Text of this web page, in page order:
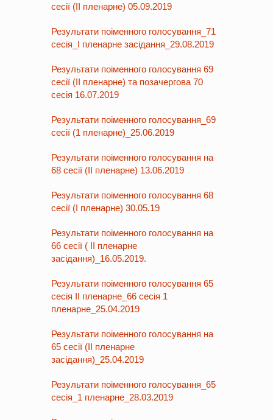
сесії (ІІ пленарне) 05.09.2019
Результати поіменного голосування_71
сесія_І пленарне засідання_29.08.2019
Результати поіменного голосування 69
сесії (ІІ пленарне) та позачергова 70
сесія 16.07.2019
Результати поіменного голосування_69
сесії (1 пленарне)_25.06.2019
Результати поіменного голосування на
68 сесії (ІІ пленарне) 13.06.2019
Результати поіменного голосування 68
сесії (І пленарне) 30.05.19
Результати поіменного голосування на
66 сесії ( ІІ пленарне
засідання)_16.05.2019.
Результати поіменного голосування 65
сесія ІІ пленарне_66 сесія 1
пленарне_25.04.2019
Результати поіменного голосування на
65 сесії (ІІ пленарне
засідання)_25.04.2019
Результати поіменного голосування_65
сесія_1 пленарне_28.03.2019